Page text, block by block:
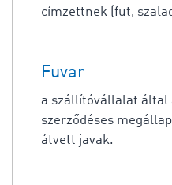
címzettnek (fut,
Fuvar
a szállítóvállalat által
szerződéses
átvett javak.